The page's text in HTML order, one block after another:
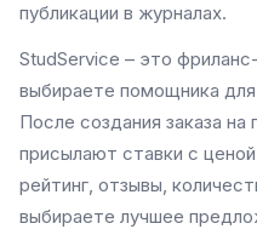
публикации в журналах.
StudService – это
выбираете помощника для
После создания заказа
присылают ставки с
рейтинг, отзывы,
выбираете лучшее